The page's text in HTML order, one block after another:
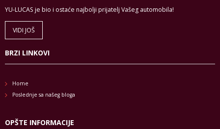
YU-LUCAS je bio i ostaće najbolji prijatelj Vašeg automobila!
VIDI JOŠ
BRZI LINKOVI
Home
Poslednje sa našeg bloga
OPŠTE INFORMACIJE